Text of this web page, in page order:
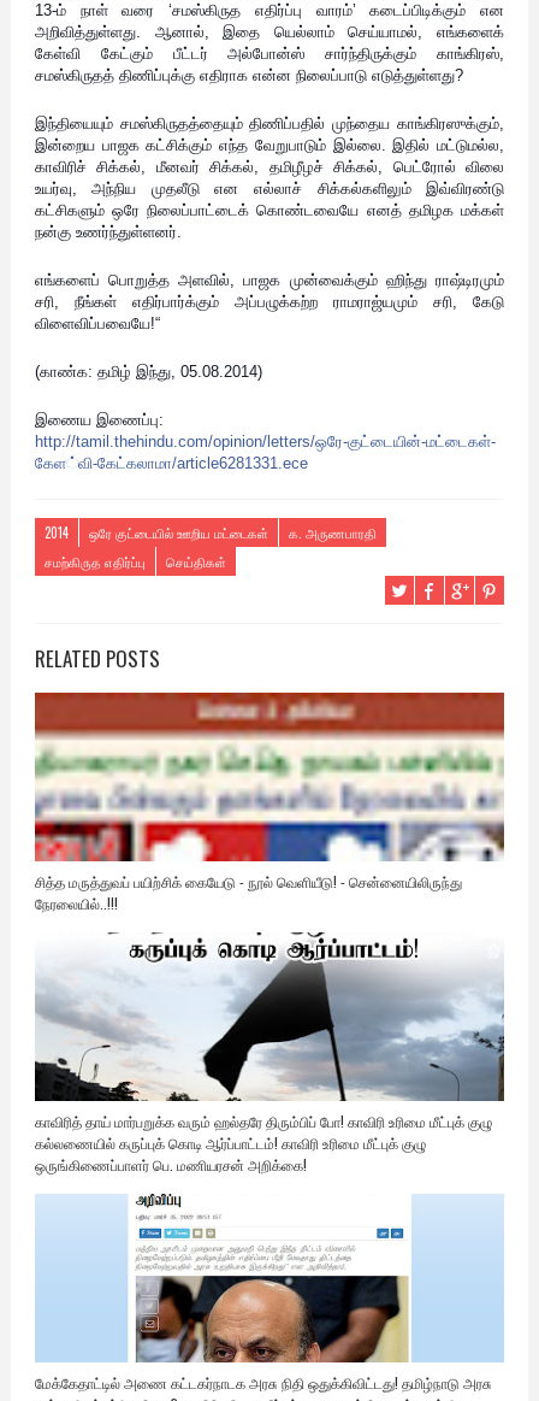
13-ம் நாள் வரை ‘சமஸ்கிருத எதிர்ப்பு வாரம்’ கடைப்பிடிக்கும் என
அறிவித்துள்ளது. ஆனால், இதை யெல்லாம் செய்யாமல், எங்களைக்
கேள்வி கேட்கும் பீட்டர் அல்போன்ஸ் சார்ந்திருக்கும் காங்கிரஸ்,
சமஸ்கிருதத் திணிப்புக்கு எதிராக என்ன நிலைப்பாடு எடுத்துள்ளது?
இந்தியையும் சமஸ்கிருதத்தையும் திணிப்பதில் முந்தைய காங்கிரஸுக்கும்,
இன்றைய பாஜக கட்சிக்கும் எந்த வேறுபாடும் இல்லை. இதில் மட்டுமல்ல,
காவிரிச் சிக்கல், மீனவர் சிக்கல், தமிழீழச் சிக்கல், பெட்ரோல் விலை
உயர்வு, அந்நிய முதலீடு என எல்லாச் சிக்கல்களிலும் இவ்விரண்டு
கட்சிகளும் ஒரே நிலைப்பாட்டைக் கொண்டவையே எனத் தமிழக மக்கள்
நன்கு உணர்ந்துள்ளனர்.
எங்களைப் பொறுத்த அளவில், பாஜக முன்வைக்கும் ஹிந்து ராஷ்டிரமும்
சரி, நீங்கள் எதிர்பார்க்கும் அப்பழுக்கற்ற ராமராஜ்யமும் சரி, கேடு
விளைவிப்பவையே!“
(காண்க: தமிழ் இந்து, 05.08.2014)
இணைய இணைப்பு:
http://tamil.thehindu.com/opinion/letters/ஒரே-குட்டையின்-மட்டைகள்-
கேள்வி-கேட்கலாமா/article6281331.ece
2014 ஒரே குட்டையில் ஊறிய மட்டைகள்
க. அருணபாரதி
சமற்கிருத எதிர்ப்பு
செய்திகள்
RELATED POSTS
சித்த மருத்துவப் பயிற்சிக் கையேடு - நூல் வெளியீடு! - சென்னையிலிருந்து
நேரலையில்..!!!
காவிரித் தாய் மார்பறுக்க வரும் ஹல்தரே திரும்பிப் போ! காவிரி உரிமை மீட்புக் குழு
கல்லணையில் கருப்புக் கொடி ஆர்ப்பாட்டம்! காவிரி உரிமை மீட்புக் குழு
ஒருங்கிணைப்பாளர் பெ. மணியரசன் அறிக்கை!
மேக்கேதாட்டில் அணை கட்டகர்நாடக அரசு நிதி ஒதுக்கிவிட்டது! தமிழ்நாடு அரசு